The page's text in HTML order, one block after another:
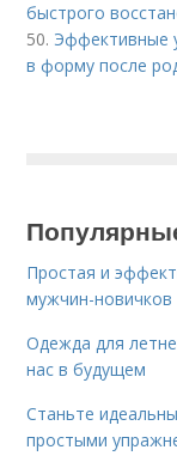
быстрого
50. Эффективные
в форму после
Простая и
мужчин-новичков
Одежда для
нас в будущем
Станьте
простыми